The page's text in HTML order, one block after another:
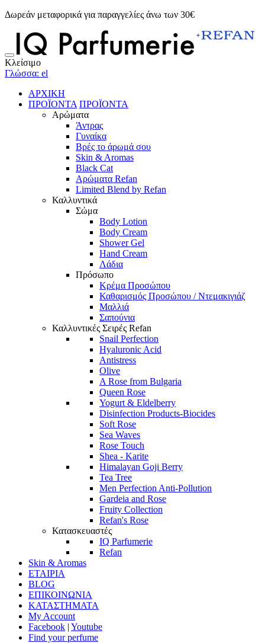
Δωρεάν μεταφορικά για παραγγελίες άνω των 30€
Κλείσιμο
Γλώσσα: el
ΑΡΧΙΚΗ
ΠΡΟΪΟΝΤΑ ΠΡΟΪΟΝΤΑ
Αρώματα
Άντρας
Γυναίκα
Βρές το άρωμά σου
Skin & Aromas
Black Cat
Αρώματα Refan
Limited Blend by Refan
Καλλυντικά
Σώμα
Body Lotion
Body Cream
Shower Gel
Hand Cream
Λάδια
Πρόσωπο
Κρέμα Προσώπου
Καθαρισμός Προσώπου / Ντεμακιγιάζ
Μαλλιά
Σαπούνια
Καλλυντικές Σειρές Refan
Snail Perfection
Hyaluronic Acid
Antistress
Olive
A Rose from Bulgaria
Queen Rose
Yogurt & Eldelberry
Disinfection Products-Biocides
Soft Rose
Sea Waves
Rose Touch
Shea - Karite
Himalayan Goji Berry
Tea Tree
Men Perfection Anti-Pollution
Gardeia and Rose
Fruity Collection
Refan's Rose
Κατασκευαστές
IQ Parfumerie
Refan
Skin & Aromas
ΕΤΑΙΡΙΑ
BLOG
ΕΠΙΚΟΙΝΩΝΙΑ
ΚΑΤΑΣΤΗΜΑΤΑ
My Account
Facebook | Youtube
Find your perfume